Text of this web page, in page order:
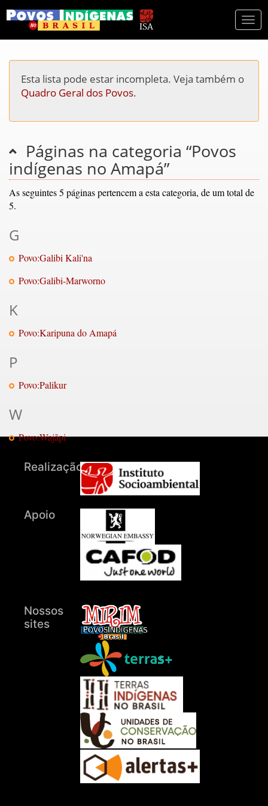
Esta lista pode estar incompleta. Veja também o
Quadro Geral dos Povos.
Páginas na categoria “Povos
indígenas no Amapá”
As seguintes 5 páginas pertencem a esta categoria, de um total de
5.
G
Povo:Galibi Kali'na
Povo:Galibi-Marworno
K
Povo:Karipuna do Amapá
P
Povo:Palikur
W
Povo:Wajãpi